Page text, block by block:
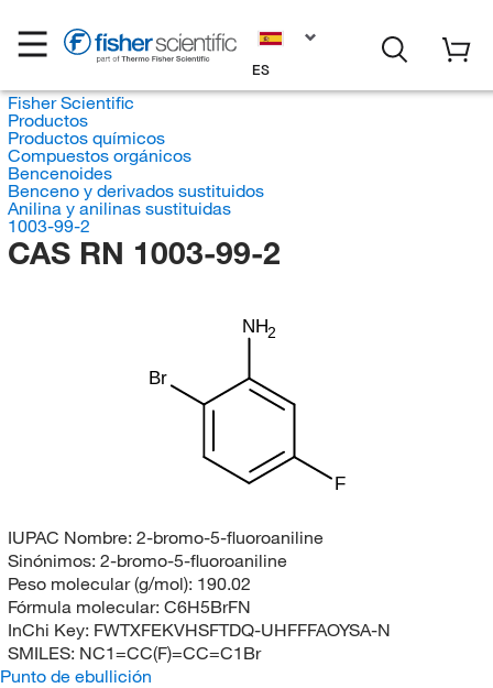
ES
Fisher Scientific
Productos
Productos químicos
Compuestos orgánicos
Bencenoides
Benceno y derivados sustituidos
Anilina y anilinas sustituidas
1003-99-2
CAS RN 1003-99-2
NH2
F
Br
IUPAC Nombre: 2-bromo-5-fluoroaniline
Sinónimos: 2-bromo-5-fluoroaniline
Peso molecular (g/mol): 190.02
Fórmula molecular: C6H5BrFN
InChi Key: FWTXFEKVHSFTDQ-UHFFFAOYSA-N
SMILES: NC1=CC(F)=CC=C1Br
Punto de ebullición